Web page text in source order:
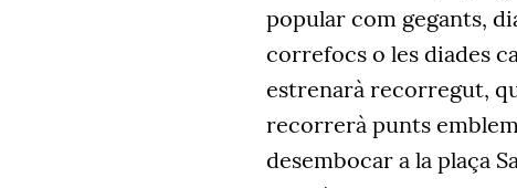
popular com gegants,
correfocs o les diades
estrenarà recorregut,
recorrerà punts
desembocar a la plaça